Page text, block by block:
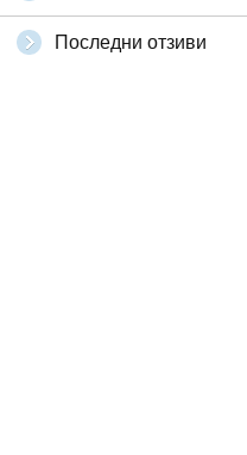
Последни отзиви